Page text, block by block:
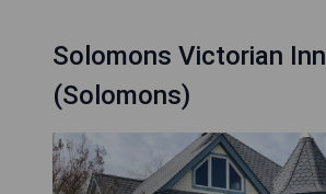
Solomons Victorian Inn
(Solomons)